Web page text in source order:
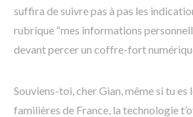
suffira de suivre pas à pas les
rubrique “mes informations
devant percer un coffre-fort
Souviens-toi, cher Gian, même si tu es
familières de France, la technologie